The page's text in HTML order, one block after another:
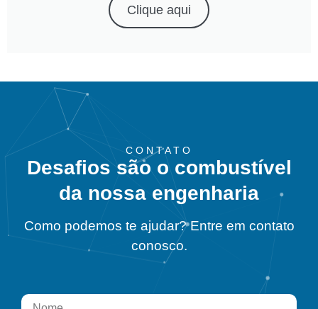
Clique aqui
CONTATO
Desafios são o combustível
da nossa engenharia
Como podemos te ajudar? Entre em contato
conosco.